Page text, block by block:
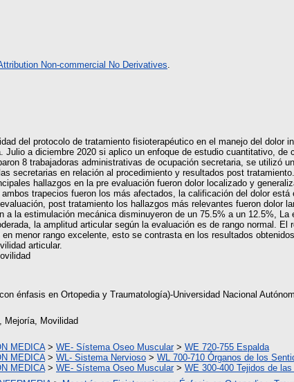
Non-commercial No Derivatives
del protocolo de tratamiento fisioterapéutico en el manejo del dolor
a diciembre 2020 si aplico un enfoque de estudio cuantitativo, de
8 trabajadoras administrativas de ocupación secretaria, se utilizó
secretarias en relación al procedimiento y resultados post
hallazgos en la pre evaluación fueron dolor localizado y
trapecios fueron los más afectados, la calificación del dolor
post tratamiento los hallazgos más relevantes fueron dolor
la estimulación mecánica disminuyeron de un 75.5% a un 12.5%, La
la amplitud articular según la evaluación es de rango normal. El
menor rango excelente, esto se contrasta en los resultados
articular.
énfasis en Ortopedia y Traumatología)-Universidad Nacional
Mejoría, Movilidad
MEDICA> WE- Sístema Oseo Muscular> WE 720-755 Espalda
MEDICA> WL- Sistema Nervioso > WL 700-710 Órganos de los
MEDICA> WE- Sístema Oseo Muscular> WE 300-400 Tejidos de